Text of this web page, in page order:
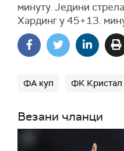
минуту. Једини
Хардинг у 45+13.
ФА куп ФК Кристал
Везани чланци